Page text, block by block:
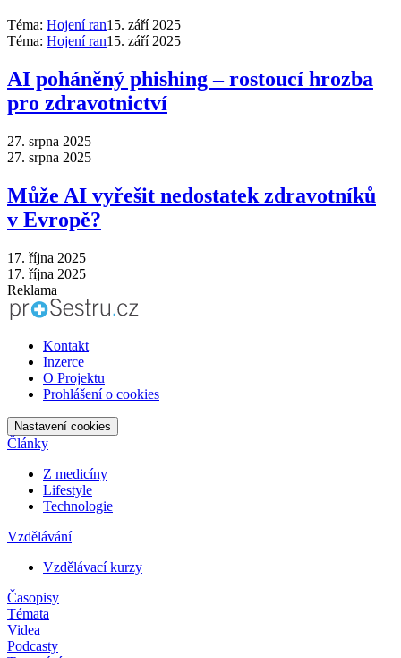
Téma: Hojení ran15. září 2025
Téma: Hojení ran15. září 2025
AI poháněný phishing –⁠ rostoucí hrozba
pro zdravotnictví
27. srpna 2025
27. srpna 2025
Může AI vyřešit nedostatek zdravotníků
v Evropě?
17. října 2025
17. října 2025
Reklama
Kontakt
Inzerce
O Projektu
Prohlášení o cookies
Nastavení cookies
Články
Z medicíny
Lifestyle
Technologie
Vzdělávání
Vzdělávací kurzy
Časopisy
Témata
Videa
Podcasty